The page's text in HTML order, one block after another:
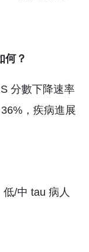
何？
分數下降速率
，疾病進展
/中 tau 病人